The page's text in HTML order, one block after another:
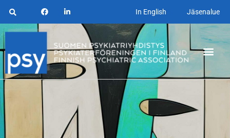
In English Jäsenalue